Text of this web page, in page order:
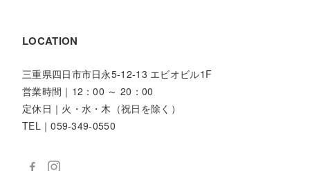
LOCATION
三重県四日市市日永5-12-13 エビオビル1F
営業時間｜12：00 ～ 20：00
定休日｜火・水・木（祝日を除く）
TEL｜059-349-0550